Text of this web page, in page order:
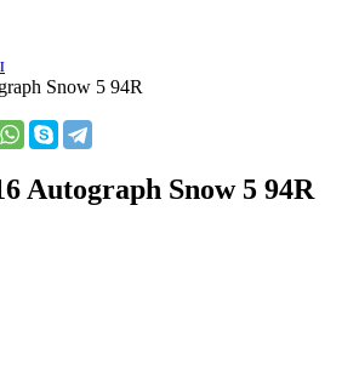
Snow 5 94R
Autograph Snow 5 94R